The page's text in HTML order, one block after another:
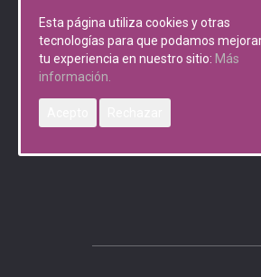
(+34) 960 074 457
Esta página utiliza cookies y otras
tecnologías para que podamos
tu experiencia en nuestro sitio: Más
información.